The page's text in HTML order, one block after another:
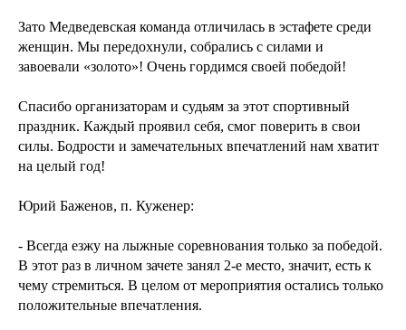
Зато Медведевская команда отличилась в эстафете среди
женщин. Мы передохнули, собрались с силами и
завоевали «золото»! Очень гордимся своей победой!
Спасибо организаторам и судьям за этот спортивный
праздник. Каждый проявил себя, смог поверить в свои
силы. Бодрости и замечательных впечатлений нам хватит
на целый год!
Юрий Баженов, п. Куженер:
- Всегда езжу на лыжные соревнования только за победой.
В этот раз в личном зачете занял 2-е место, значит, есть к
чему стремиться. В целом от мероприятия остались только
положительные впечатления.